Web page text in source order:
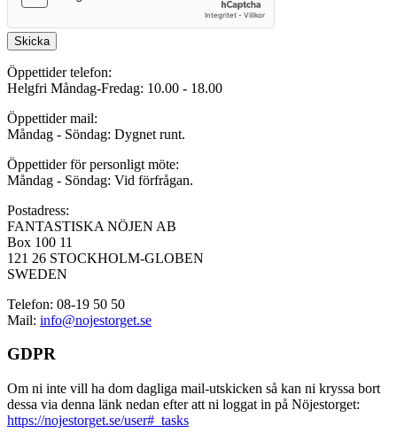
Skicka
Öppettider telefon:
Helgfri Måndag-Fredag: 10.00 - 18.00
Öppettider mail:
Måndag - Söndag: Dygnet runt.
Öppettider för personligt möte:
Måndag - Söndag: Vid förfrågan.
Postadress:
FANTASTISKA NÖJEN AB
Box 100 11
121 26 STOCKHOLM-GLOBEN
SWEDEN
Telefon: 08-19 50 50
Mail: info@nojestorget.se
GDPR
Om ni inte vill ha dom dagliga mail-utskicken så kan ni kryssa bort
dessa via denna länk nedan efter att ni loggat in på Nöjestorget:
https://nojestorget.se/user#_tasks